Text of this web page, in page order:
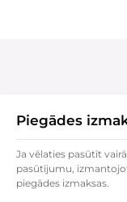
Piegādes
Ja vēlaties pasūtīt
pasūtījumu,
piegādes izmaksas.